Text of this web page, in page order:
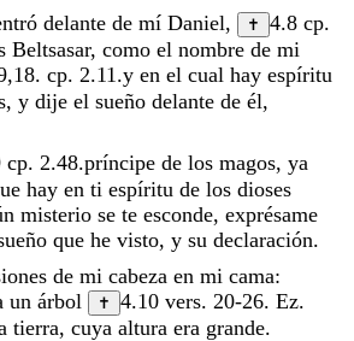
delante de mí Daniel, ✝ 4.8 cp.
Beltsasar, como el nombre de mi
. cp. 2.11 .y en el cual hay espíritu
, y dije el sueño delante de él,
cp. 2.48.príncipe de los magos, ya
hay en ti espíritu de los dioses
misterio se te esconde, exprésame
que he visto, y su declaración.
de mi cabeza en mi cama:
un árbol ✝ 4.10 vers. 20-26. Ez.
tierra, cuya altura era grande.